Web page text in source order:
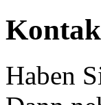
Haben